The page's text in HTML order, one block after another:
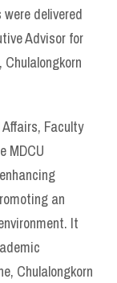
delivered
Advisor for
Faculty
MDCU
an
It
Chulalongkorn